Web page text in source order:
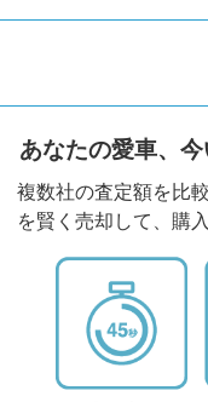
あなたの愛車、今
複数社の査定額を比
を賢く売却して、購